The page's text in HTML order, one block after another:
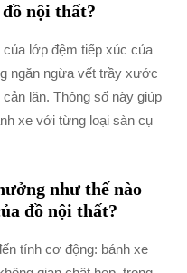
nội thất?
lớp đệm tiếp xúc của
ngăn ngừa vết trầy xước
lăn. Thông số này giúp
xe với từng loại sàn cụ
như thế nào
đồ nội thất?
tính cơ động: bánh xe